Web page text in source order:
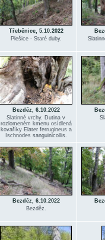
Třeběnice, 5.10.2022
Plešice - Staré duby.
Bezděz, 6.10.2022
Slatinné vrchy. Dutina v
rozlomeném kmenu osídlená
kovaříky Elater ferrugineus a
Ischnodes sanguinicollis.
Bezděz, 6.10.2022
Bezděz.